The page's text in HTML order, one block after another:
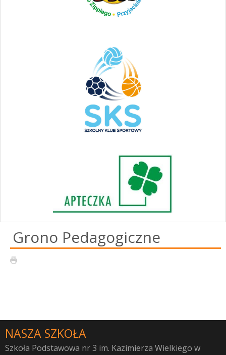
Grono Pedagogiczne
NASZA SZKOŁA
Szkoła Podstawowa nr 3 im. Kazimierza Wielkiego w